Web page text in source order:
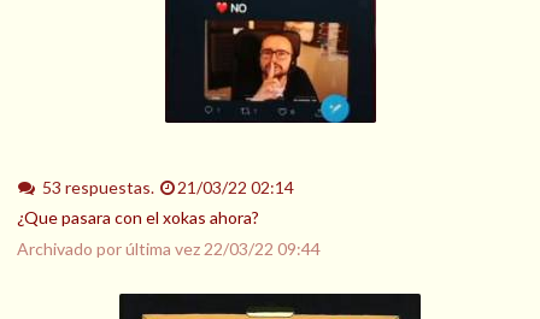
53 respuestas.
21/03/22 02:14
¿Que pasara con el xokas ahora?
Archivado por última vez 22/03/22 09:44